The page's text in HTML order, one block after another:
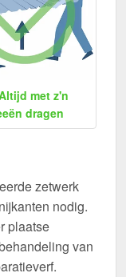
met z'n
dragen
zetwerk
nodig.
plaatse
van